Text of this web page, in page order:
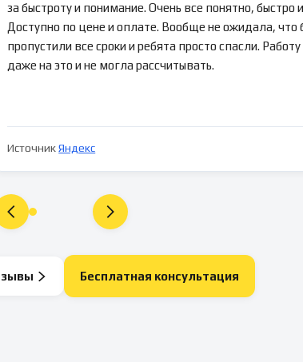
за быстроту и понимание. Очень все понятно, быстро
Доступно по цене и оплате. Вообще не ожидала, что
пропустили все сроки и ребята просто спасли.
даже на это и не могла рассчитывать.
Источник Яндекс
Бесплатная консультация